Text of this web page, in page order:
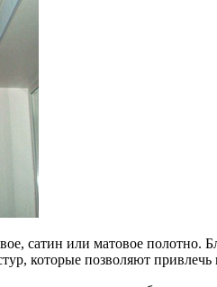
сатин или матовое
которые позволяют привлечь